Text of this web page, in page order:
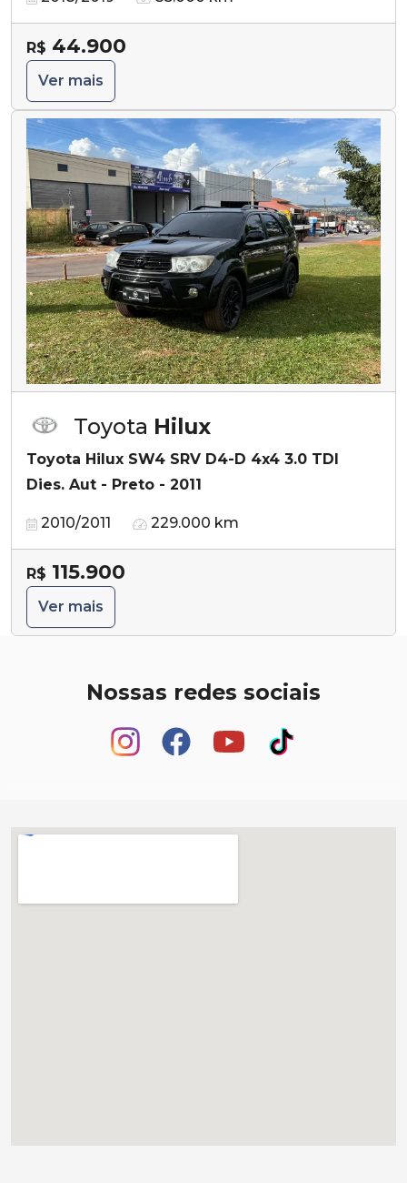
R$ 44.900
Ver mais
Toyota Hilux
Toyota Hilux SW4 SRV D4-D 4x4 3.0 TDI
Dies. Aut - Preto - 2011
2010/2011 229.000 km
R$ 115.900
Ver mais
Nossas redes sociais